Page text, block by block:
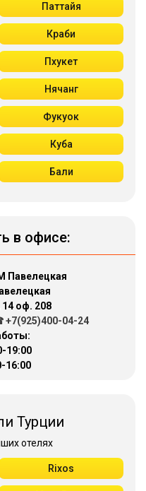
Паттайя
Краби
Пхукет
Нячанг
Фукуок
Куба
Бали
в офисе:
Павелецкая
оф. 208
04-24
19:00
16:00
Турции
отелях
Rixos